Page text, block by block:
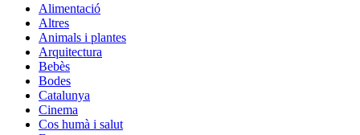
Alimentació
Altres
Animals i plantes
Arquitectura
Bebès
Bodes
Catalunya
Cinema
Cos humà i salut